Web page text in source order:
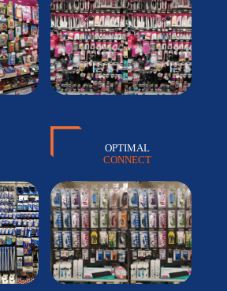
OPTIMAL
CONNECT